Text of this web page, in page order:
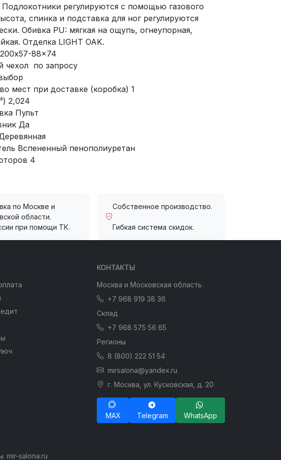
регулируются с помощью газового
спинка и подставка для ног регулируются
Обивка PU: мягкая на ощупь, огнеупорная,
Отделка LIGHT OAK.
88x74
чехол по запросу
мест при доставке (коробка) 1
2,024
Пульт
Да
Вспененный пенополиуретан
4
по Москве и
области.
при помощи ТК.
Собственное производство.
Гибкая система скидок.
КОНТАКТЫ
Москва и Московская область
+7 968 919 38 36
Склад
+7 968 575 56 65
Регионы
8 (800) 222 51 54
mirsalona@yandex.ru
г. Москва, ул. Кусковская, д. 20
MAX Telegram WhatsApp
salona.ru